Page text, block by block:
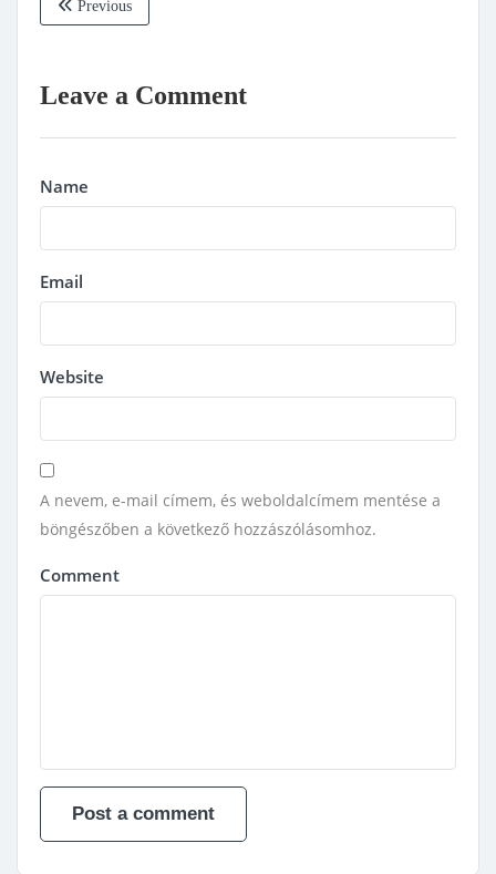
Previous
Leave a Comment
Name
Email
Website
A nevem, e-mail címem, és weboldalcímem mentése a
böngészőben a következő hozzászólásomhoz.
Comment